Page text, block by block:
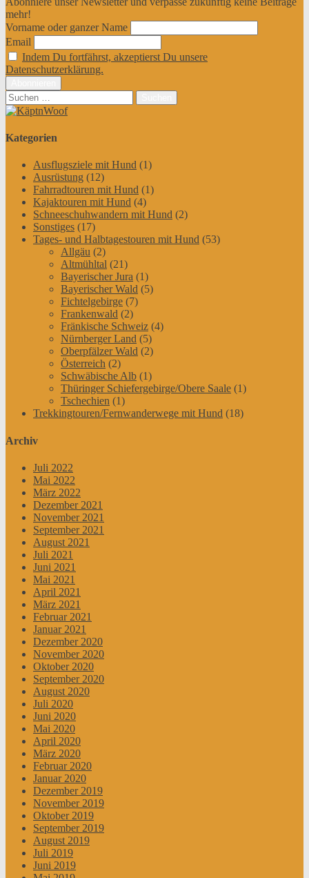
mehr!
Vorname oder ganzer Name
Email
Indem Du fortfährst, akzeptierst Du unsere
Datenschutzerklärung.
Suchen
nach:
Kategorien
Ausflugsziele mit Hund (1)
Ausrüstung (12)
Fahrradtouren mit Hund (1)
Kajaktouren mit Hund (4)
Schneeschuhwandern mit Hund (2)
Sonstiges (17)
Tages- und Halbtagestouren mit Hund (53)
Allgäu (2)
Altmühltal (21)
Bayerischer Jura (1)
Bayerischer Wald (5)
Fichtelgebirge (7)
Frankenwald (2)
Fränkische Schweiz (4)
Nürnberger Land (5)
Oberpfälzer Wald (2)
Österreich (2)
Schwäbische Alb (1)
Thüringer Schiefergebirge/Obere Saale (1)
Tschechien (1)
Trekkingtouren/Fernwanderwege mit Hund (18)
Archiv
Juli 2022
Mai 2022
März 2022
Dezember 2021
November 2021
September 2021
August 2021
Juli 2021
Juni 2021
Mai 2021
April 2021
März 2021
Februar 2021
Januar 2021
Dezember 2020
November 2020
Oktober 2020
September 2020
August 2020
Juli 2020
Juni 2020
Mai 2020
April 2020
März 2020
Februar 2020
Januar 2020
Dezember 2019
November 2019
Oktober 2019
September 2019
August 2019
Juli 2019
Juni 2019